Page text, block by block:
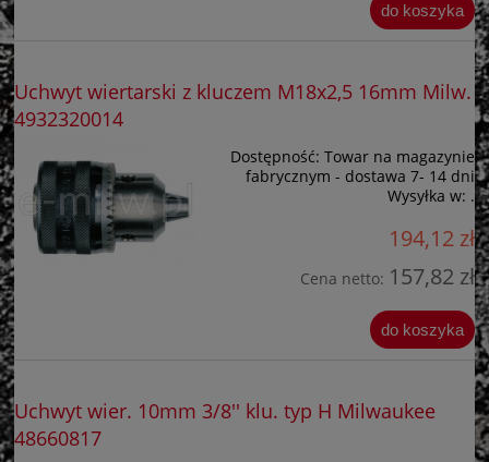
do koszyka
Uchwyt wiertarski z kluczem M18x2,5 16mm Milw.
4932320014
Dostępność: Towar na magazynie
fabrycznym - dostawa 7- 14 dni
Wysyłka w: .
194,12 zł
Cena netto: 157,82 zł
do koszyka
Uchwyt wier. 10mm 3/8'' klu. typ H Milwaukee
48660817